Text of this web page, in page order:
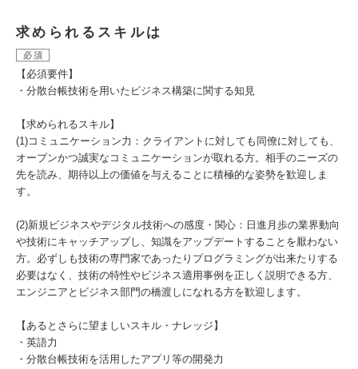
求められるスキルは
必須
【必須要件】
・分散台帳技術を用いたビジネス構築に関する知見
【求められるスキル】
(1)コミュニケーション力：クライアントに対しても同僚に対しても、
オープンかつ誠実なコミュニケーションが取れる方。相手のニーズの
先を読み、期待以上の価値を与えることに積極的な姿勢を歓迎しま
す。
(2)新規ビジネスやデジタル技術への感度・関心：日進月歩の業界動向
や技術にキャッチアップし、知識をアップデートすることを厭わない
方。必ずしも技術の専門家であったりプログラミングが出来たりする
必要はなく、技術の特性やビジネス適用事例を正しく説明できる方、
エンジニアとビジネス部門の橋渡しになれる方を歓迎します。
【あるとさらに望ましいスキル・ナレッジ】
・英語力
・分散台帳技術を活用したアプリ等の開発力